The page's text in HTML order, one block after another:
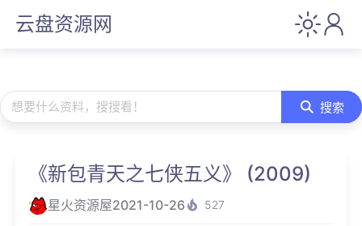
云盘资源网
想要什么资料，搜搜看！ 搜索
《新包青天之七侠五义》 (2009)
星火资源屋2021-10-26 527